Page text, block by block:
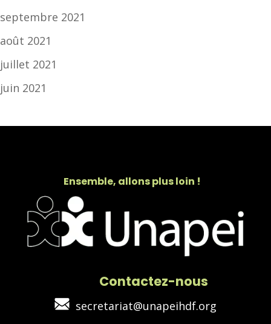
septembre 2021
août 2021
juillet 2021
juin 2021
Ensemble, allons plus loin !
Contactez-nous
secretariat@unapeihdf.org